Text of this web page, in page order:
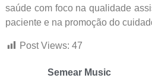
saúde com foco na qualidade
paciente e na promoção do
Post Views: 47
Semear Music